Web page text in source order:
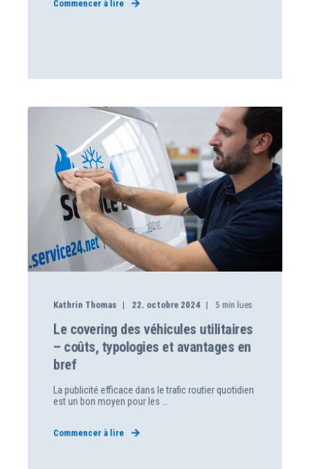
Commencer à lire
Kathrin Thomas 22. octobre 2024 5 min lues
Le covering des véhicules utilitaires
– coûts, typologies et avantages en
bref
La publicité efficace dans le trafic routier quotidien
est un bon moyen pour les ...
Commencer à lire